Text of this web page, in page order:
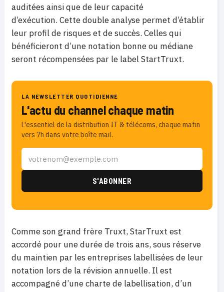
auditées ainsi que de leur capacité
d’exécution. Cette double analyse permet d’établir
leur profil de risques et de succès. Celles qui
bénéficieront d’une notation bonne ou médiane
seront récompensées par le label StartTruxt.
LA NEWSLETTER QUOTIDIENNE
L'actu du channel chaque matin
L'essentiel de la distribution IT & télécoms, chaque matin
vers 7h dans votre boîte mail.
Comme son grand frère Truxt, StarTruxt est
accordé pour une durée de trois ans, sous réserve
du maintien par les entreprises labellisées de leur
notation lors de la révision annuelle. Il est
accompagné d’une charte de labellisation, d’un